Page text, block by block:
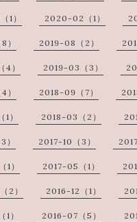
1） 2020-02（1）
） 2019-08（2）
4） 2019-03（3）
） 2018-09（7）
） 2018-03（2）
） 2017-10（3）
1） 2017-05（1）
2） 2016-12（1）
） 2016-07（5）